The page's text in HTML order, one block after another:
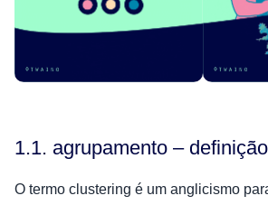
1.1. agrupamento –
O termo clustering é um anglicismo